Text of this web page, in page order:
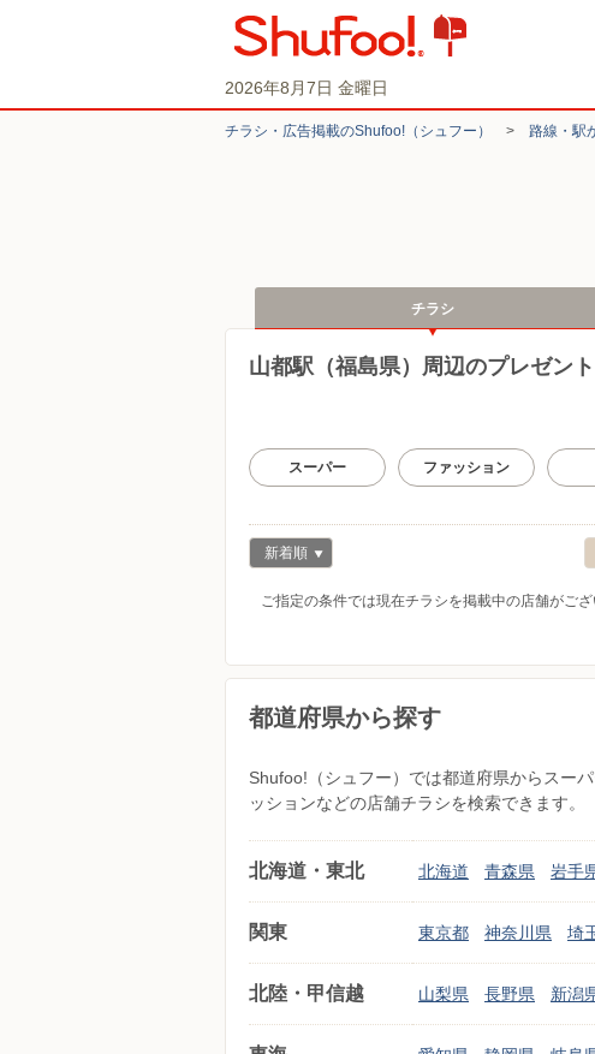
2026年8月7日 金曜日
チラシ・​広告掲載の​Shufoo!​（シュフー） > 路線・駅
チラシ
山都駅（福島県）周辺のプレゼン
スーパー ファッション
新着順
ご指定の条件では現在チラシを掲載中の店舗がござ
都道府県から探す
Shufoo!（シュフー）では都道府県からスー
ッションなどの店舗チラシを検索できます。
北海道・東北 北海道 青森県 岩手
関東 東京都 神奈川県 埼
北陸・甲信越 山梨県 長野県 新潟